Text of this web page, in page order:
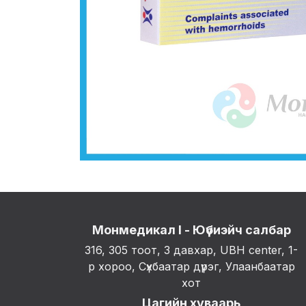
Монмедикал I - Юүбиэйч салбар
316, 305 тоот, 3 давхар, UBH center, 1-
р хороо, Сүхбаатар дүүрэг, Улаанбаатар
хот